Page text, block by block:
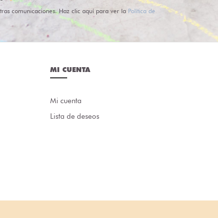
comunicaciones. Haz clic aquí para ver la Política de
MI CUENTA
Mi cuenta
Lista de deseos